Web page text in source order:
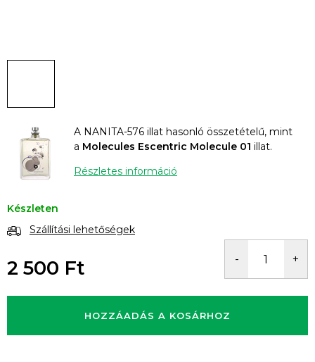
A NANITA-576 illat hasonló összetételű, mint
a Molecules Escentric Molecule 01 illat.
Részletes információ
Készleten
Szállítási lehetőségek
2 500 Ft
HOZZÁADÁS A KOSÁRHOZ